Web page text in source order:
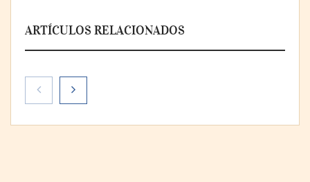
ARTÍCULOS RELACIONADOS